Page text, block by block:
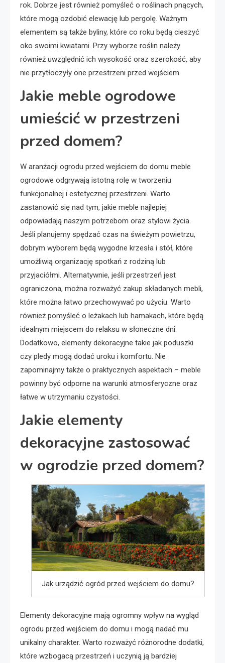
rok. Dobrze jest również pomyśleć o roślinach pnących,
które mogą ozdobić elewację lub pergolę. Ważnym
elementem są także byliny, które co roku będą cieszyć
oko swoimi kwiatami. Przy wyborze roślin należy
również uwzględnić ich wysokość oraz szerokość, aby
nie przytłoczyły one przestrzeni przed wejściem.
Jakie meble ogrodowe
umieścić w przestrzeni
przed domem?
W aranżacji ogrodu przed wejściem do domu meble
ogrodowe odgrywają istotną rolę w tworzeniu
funkcjonalnej i estetycznej przestrzeni. Warto
zastanowić się nad tym, jakie meble najlepiej
odpowiadają naszym potrzebom oraz stylowi życia.
Jeśli planujemy spędzać czas na świeżym powietrzu,
dobrym wyborem będą wygodne krzesła i stół, które
umożliwią organizację spotkań z rodziną lub
przyjaciółmi. Alternatywnie, jeśli przestrzeń jest
ograniczona, można rozważyć zakup składanych mebli,
które można łatwo przechowywać po użyciu. Warto
również pomyśleć o leżakach lub hamakach, które będą
idealnym miejscem do relaksu w słoneczne dni.
Dodatkowo, elementy dekoracyjne takie jak poduszki
czy pledy mogą dodać uroku i komfortu. Nie
zapominajmy także o praktycznych aspektach – meble
powinny być odporne na warunki atmosferyczne oraz
łatwe w utrzymaniu czystości.
Jakie elementy
dekoracyjne zastosować
w ogrodzie przed domem?
Jak urządzić ogród przed wejściem do domu?
Elementy dekoracyjne mają ogromny wpływ na wygląd
ogrodu przed wejściem do domu i mogą nadać mu
unikalny charakter. Warto rozważyć różnorodne dodatki,
które wzbogacą przestrzeń i uczynią ją bardziej